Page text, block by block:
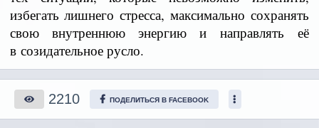
избегать лишнего стресса, максимально сохранять
свою внутреннюю энергию и направлять её
в созидательное русло.
2210 ПОДЕЛИТЬСЯ В FACEBOOK